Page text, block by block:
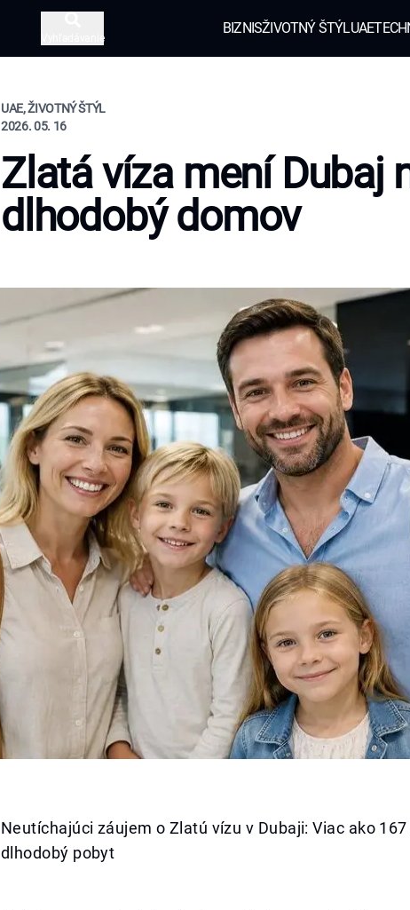
Vyhľadávanie
BIZNISŽIVOTNÝ ŠTÝLUAE
UAE, ŽIVOTNÝ ŠTÝL
2026. 05. 16
Zlatá víza mení Dubaj
dlhodobý domov
Neutíchajúci záujem o Zlatú vízu v Dubaji: Viac ako
dlhodobý pobyt